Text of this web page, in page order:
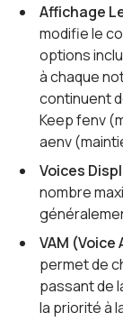
Affichage
modifie le
options
à chaque
continuent
Keep fenv
aenv
Voices
nombre
VAM
permet de
passant de
la priorité à